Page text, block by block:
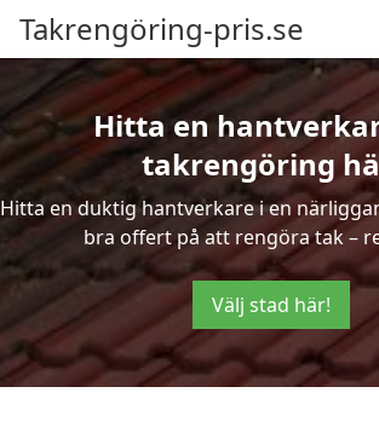
Takrengöring-pris.se
Hitta en
takrengöring
Hitta en duktig hantverkare i en
bra offert på att rengöra tak –
Välj stad här!